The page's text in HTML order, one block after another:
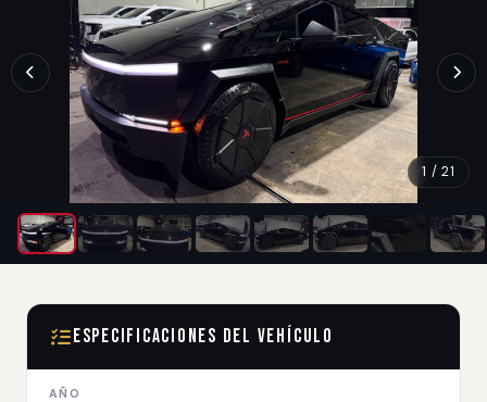
1 / 21
Especificaciones del Vehículo
AÑO